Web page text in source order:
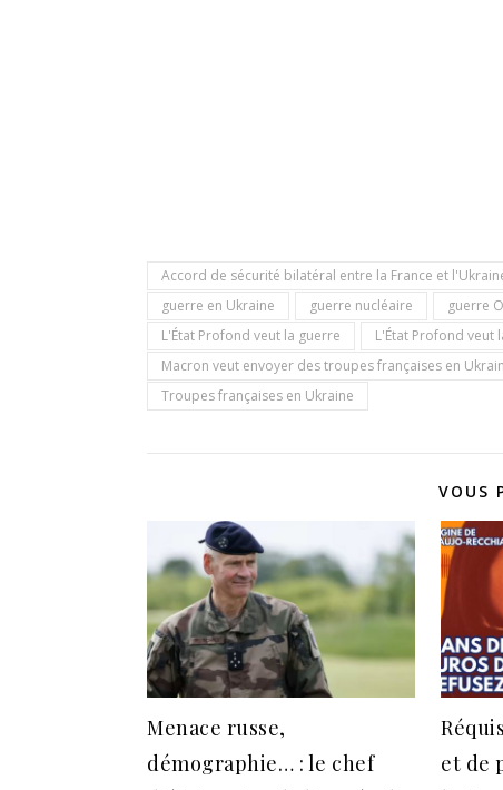
Accord de sécurité bilatéral entre la France et
guerre en Ukraine
guerre nucléaire guerre
L'État Profond veut la guerre
L'État Profond veut
Macron veut envoyer des troupes françaises en
Troupes françaises en Ukraine
VOUS
Menace russe,
démographie… : le chef
et de